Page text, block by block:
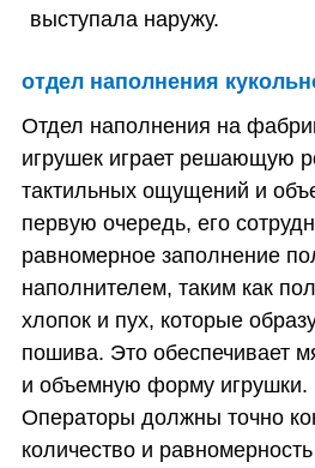
выступала наружу.
отдел наполнения
Отдел наполнения на
игрушек играет решающую
тактильных ощущений и
первую очередь, его
равномерное заполнение
наполнителем, таким как
хлопок и пух, которые
пошива. Это обеспечивает
и объемную форму игрушки.
Операторы должны точно
количество и